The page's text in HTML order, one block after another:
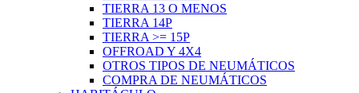
TIERRA 13 O MENOS
TIERRA 14P
TIERRA >= 15P
OFFROAD Y 4X4
OTROS TIPOS DE NEUMÁTICOS
COMPRA DE NEUMÁTICOS